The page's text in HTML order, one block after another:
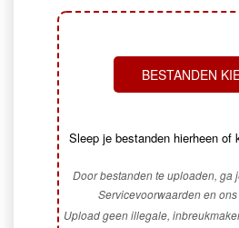
BESTANDEN
Sleep je bestanden hierheen of
Door bestanden te uploaden, ga
Servicevoorwaarden en
Upload geen illegale,